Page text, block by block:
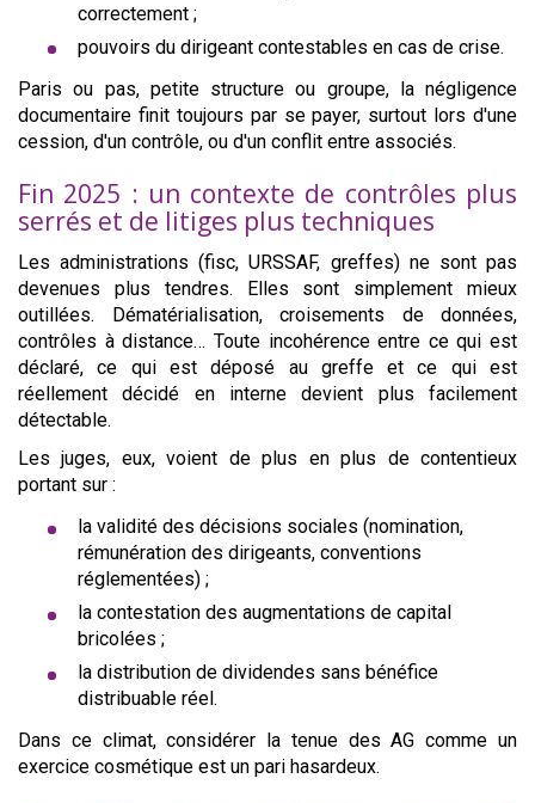
correctement ;
pouvoirs du dirigeant contestables en cas de crise.
Paris ou pas, petite structure ou groupe, la négligence
documentaire finit toujours par se payer, surtout lors d'une
cession, d'un contrôle, ou d'un conflit entre associés.
Fin 2025 : un contexte de contrôles plus
serrés et de litiges plus techniques
Les administrations (fisc, URSSAF, greffes) ne sont pas
devenues plus tendres. Elles sont simplement mieux
outillées. Dématérialisation, croisements de données,
contrôles à distance… Toute incohérence entre ce qui est
déclaré, ce qui est déposé au greffe et ce qui est
réellement décidé en interne devient plus facilement
détectable.
Les juges, eux, voient de plus en plus de contentieux
portant sur :
la validité des décisions sociales (nomination,
rémunération des dirigeants, conventions
réglementées) ;
la contestation des augmentations de capital
bricolées ;
la distribution de dividendes sans bénéfice
distribuable réel.
Dans ce climat, considérer la tenue des AG comme un
exercice cosmétique est un pari hasardeux.